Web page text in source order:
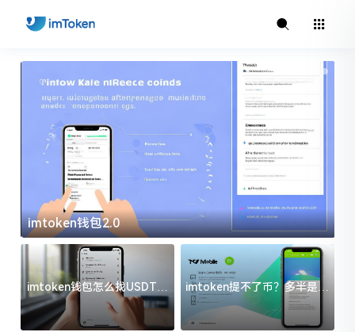
imtoken钱包2.0
imtoken钱包怎么找USDT地
址？三步搞定不踩坑
imtoken提不了币？多半是这
几件事没处理好